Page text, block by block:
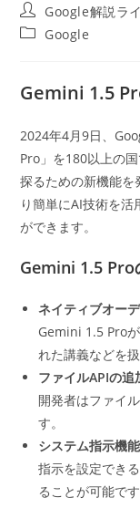
投
稿
者:
Google解説ラ
投
テ
ゴ
ー:
Google
Gemini 1.5
2024年4月9日、
Pro」を180以上の
探るための新機能を
り簡単にAI技術を
ができます。
Gemini 1.5 Pro
ネイティブオー
Gemini 1.5 Pro
れた講義などを
ファイルAPIの追
開発者はファイ
す。
システム指示機能
指示を設定でき
ることが可能です